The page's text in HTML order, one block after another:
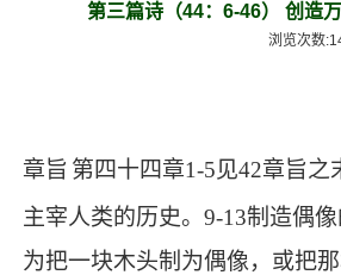
第三篇诗（44：6-46） 创造
浏览次数
章旨 第四十四章1-5见42章旨之
主宰人类的历史。 9-13制造偶像
为把一块木头制为偶像，或把